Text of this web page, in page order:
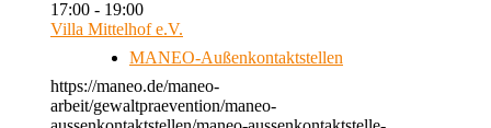
17:00 - 19:00
Villa Mittelhof e.V.
MANEO-Außenkontaktstellen
https://maneo.de/maneo-
arbeit/gewaltpraevention/maneo-